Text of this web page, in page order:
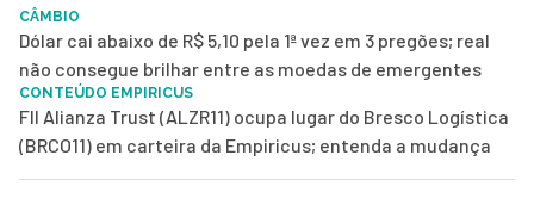
CÂMBIO
Dólar cai abaixo de R$ 5,10 pela 1ª vez em 3 pregões; real
não consegue brilhar entre as moedas de emergentes
CONTEÚDO EMPIRICUS
FII Alianza Trust (ALZR11) ocupa lugar do Bresco Logística
(BRCO11) em carteira da Empiricus; entenda a mudança